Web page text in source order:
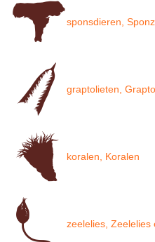
sponsdieren,
graptolieten,
koralen, Koralen
zeelelies, Zeelelies